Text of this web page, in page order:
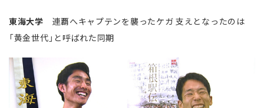
東海大学 連覇へキャプテンを襲ったケガ 支えとなったのは
「黄金世代」と呼ばれた同期